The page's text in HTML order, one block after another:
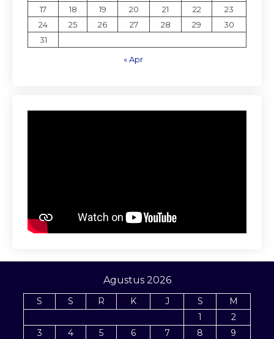
17
18 19 20 21 22
23
24
25 26 27 28 29
30
31
« Apr
Agustus 2026
S S R K J S
M
1
2
3
4 5 6 7 8
9